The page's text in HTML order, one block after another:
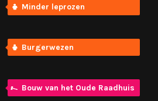
Minder leprozen
Burgerwezen
Bouw van het Oude Raadhuis